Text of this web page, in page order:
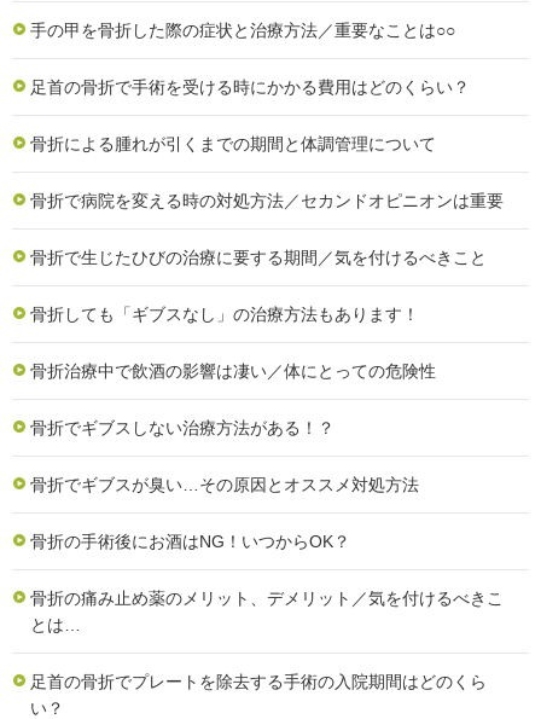
手の甲を骨折した際の症状と治療方法／重要なことは○○
足首の骨折で手術を受ける時にかかる費用はどのくらい？
骨折による腫れが引くまでの期間と体調管理について
骨折で病院を変える時の対処方法／セカンドオピニオンは重要
骨折で生じたひびの治療に要する期間／気を付けるべきこと
骨折しても「ギブスなし」の治療方法もあります！
骨折治療中で飲酒の影響は凄い／体にとっての危険性
骨折でギブスしない治療方法がある！？
骨折でギブスが臭い…その原因とオススメ対処方法
骨折の手術後にお酒はNG！いつからOK？
骨折の痛み止め薬のメリット、デメリット／気を付けるべきこ
とは…
足首の骨折でプレートを除去する手術の入院期間はどのくら
い？